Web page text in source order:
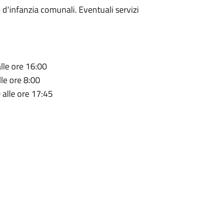
comunali. Eventuali servizi
ore 16:00
ore 8:00
ore 17:45